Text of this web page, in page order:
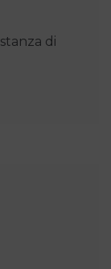
di